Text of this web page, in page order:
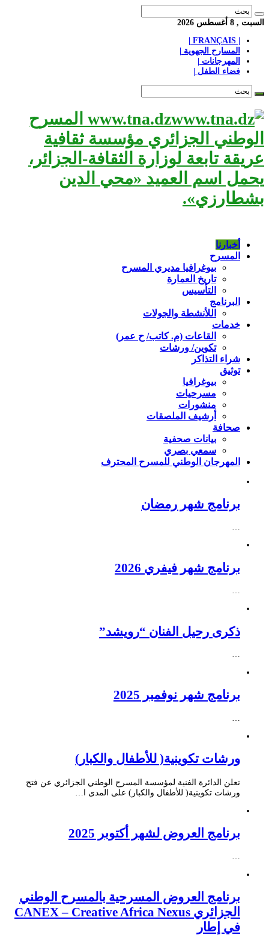
السبت , 8 أغسطس 2026
المسارح الجهوية |
المهرجانات |
فضاء الطفل |
www.tna.dz المسرح
الوطني الجزائري مؤسسة ثقافية
عريقة تابعة لوزارة الثقافة-الجزائر،
يحمل اسم العميد «محي الدين
بشطارزي».
أخبارنا
المسرح
بيوغرافيا مديري المسرح
تاريخ العمارة
التأسيس
البرنامج
اللأنشطة والجولات
خدمات
القاعات (م. كاتب/ ح عمر)
تكوين/ ورشات
شراء التذاكر
توثيق
بيوغرافيا
مسرحيات
منشورات
أرشيف الملصقات
صحافة
بيانات صحفية
سمعي بصري
المهرجان الوطني للمسرح المحترف
برنامج شهر رمضان
…
برنامج شهر فيفري 2026
…
ذكرى رحيل الفنان “رويشد”
…
برنامج شهر نوفمبر 2025
ورشات تكوينية( للأطفال والكبار)
تعلن الدائرة الفنية لمؤسسة المسرح الوطني الجزائري عن فتح
ورشات تكوينية( للأطفال والكبار) على المدى ا…
برنامج العروض لشهر أكتوبر 2025
برنامج العروض المسرحية بالمسرح الوطني
الجزائري CANEX – Creative Africa Nexus
في إطار